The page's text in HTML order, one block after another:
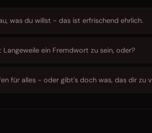
was du willst - das ist erfrischend ehrlich.
Langeweile ein Fremdwort zu sein, oder?
für alles - oder gibt's doch was, das dir zu